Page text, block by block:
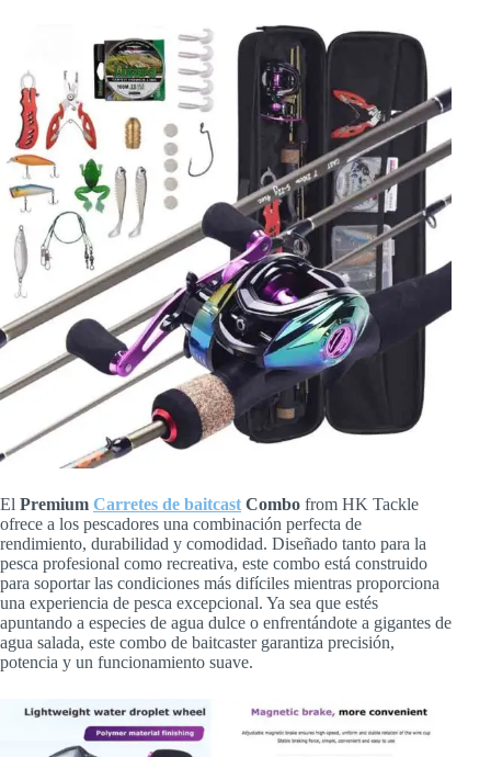
El Premium Carretes de baitcast Combo from HK Tackle
ofrece a los pescadores una combinación perfecta de
rendimiento, durabilidad y comodidad. Diseñado tanto para la
pesca profesional como recreativa, este combo está construido
para soportar las condiciones más difíciles mientras proporciona
una experiencia de pesca excepcional. Ya sea que estés
apuntando a especies de agua dulce o enfrentándote a gigantes de
agua salada, este combo de baitcaster garantiza precisión,
potencia y un funcionamiento suave.